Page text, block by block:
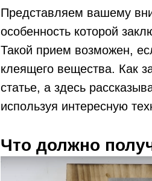
Представляем вашему
особенность которой
Такой прием возможен,
клеящего вещества. Как
статье, а здесь
используя интересную
Что должно